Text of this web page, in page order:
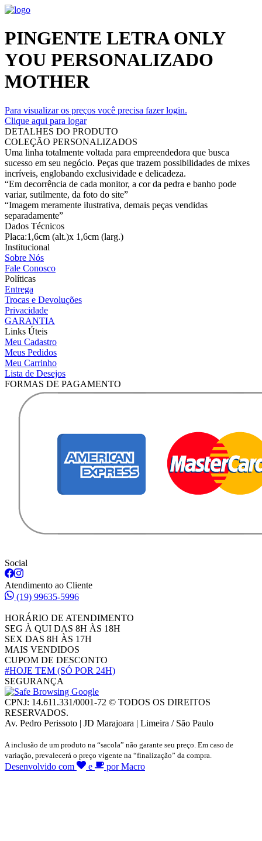
PINGENTE LETRA ONLY
YOU PERSONALIZADO
MOTHER
Para visualizar os preços você precisa fazer login.
Clique aqui para logar
DETALHES DO PRODUTO
COLEÇÃO PERSONALIZADOS
Uma linha totalmente voltada para empreendedora que busca
sucesso em seu negócio. Peças que trazem possibilidades de mixes
incríveis, englobando exclusividade e delicadeza.
“Em decorrência de cada monitor, a cor da pedra e banho pode
variar, sutilmente, da foto do site”
“Imagem meramente ilustrativa, demais peças vendidas
separadamente”
Dados Técnicos
Placa:1,6cm (alt.)x 1,6cm (larg.)
Institucional
Sobre Nós
Fale Conosco
Políticas
Entrega
Trocas e Devoluções
Privacidade
GARANTIA
Links Úteis
Meu Cadastro
Meus Pedidos
Meu Carrinho
Lista de Desejos
FORMAS DE PAGAMENTO
Social
Atendimento ao Cliente
(19) 99635-5996
HORÁRIO DE ATENDIMENTO
SEG À QUI DAS 8H ÀS 18H
SEX DAS 8H ÀS 17H
MAIS VENDIDOS
CUPOM DE DESCONTO
#HOJE TEM (SÓ POR 24H)
SEGURANÇA
CPNJ: 14.611.331/0001-72 © TODOS OS DIREITOS
RESERVADOS.
Av. Pedro Perissoto | JD Marajoara | Limeira / São Paulo
A inclusão de um produto na “sacola” não garante seu preço. Em caso de
variação, prevalecerá o preço vigente na “finalização” da compra.
Desenvolvido com e por Macro